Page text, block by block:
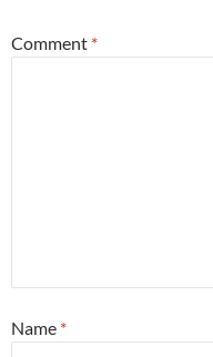
Comment *
Name *